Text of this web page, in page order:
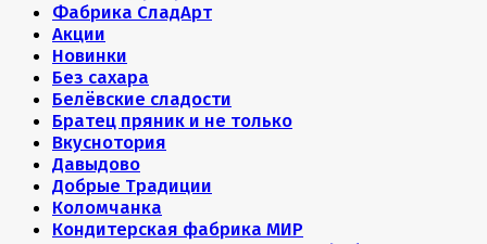
Фабрика СладАрт
Акции
Новинки
Без сахара
Белёвские сладости
Братец пряник и не только
Вкуснотория
Давыдово
Добрые Традиции
Коломчанка
Кондитерская фабрика МИР